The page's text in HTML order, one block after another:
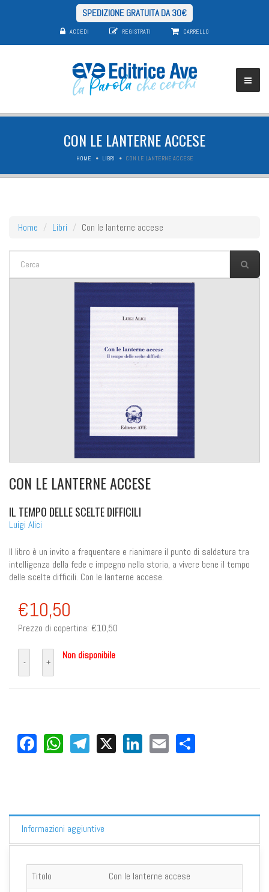
SPEDIZIONE GRATUITA DA 30€
ACCEDI REGISTRATI CARRELLO
CON LE LANTERNE ACCESE
HOME LIBRI CON LE LANTERNE ACCESE
Home Libri Con le lanterne accese
FORM DI RICERCA
CON LE LANTERNE ACCESE
IL TEMPO DELLE SCELTE DIFFICILI
Luigi Alici
Il libro è un invito a frequentare e rianimare il punto di saldatura tra
intelligenza della fede e impegno nella storia, a vivere bene il tempo
delle scelte difficili. Con le lanterne accese.
€10,50
Prezzo di copertina: €10,50
Non disponibile
Facebook
WhatsApp
Telegram
X LinkedIn
Email
Informazioni aggiuntive
Titolo
Con le lanterne accese